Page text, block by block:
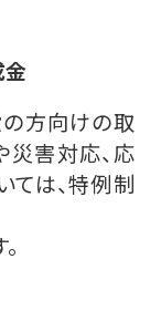
の方向けの取
災害対応、応
は、特例制